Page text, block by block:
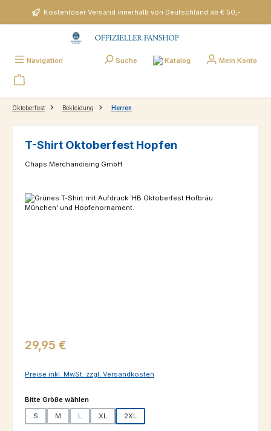
Zum Hauptinhalt springenKostenloser Versand innerhalb von Deutschland ab € 50,-
Navigation Suche Katalog Mein Konto
Oktoberfest Bekleidung Herren
T-Shirt Oktoberfest Hopfen
Chaps Merchandising GmbH
Bildergalerie überspringen
Regulärer Preis:
29,95 €
Preise inkl. MwSt. zzgl. Versandkosten
Bitte Größe wählenauswählen
S M L XL 2XL